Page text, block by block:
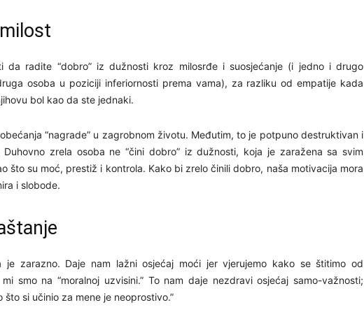
da radite “dobro” iz dužnosti kroz milosrđe i suosjećanje (i jedno i drugo
osoba u poziciji inferiornosti prema vama), za razliku od empatije kada
bol kao da ste jednaki.
“nagrade” u zagrobnom životu. Međutim, to je potpuno destruktivan i
Duhovno zrela osoba ne “čini dobro” iz dužnosti, koja je zaražena sa svim
što su moć, prestiž i kontrola. Kako bi zrelo činili dobro, naša motivacija mora
i slobode.
je zarazno. Daje nam lažni osjećaj moći jer vjerujemo kako se štitimo od
smo na “moralnoj uzvisini.” To nam daje nezdravi osjećaj samo-važnosti;
si učinio za mene je neoprostivo.”